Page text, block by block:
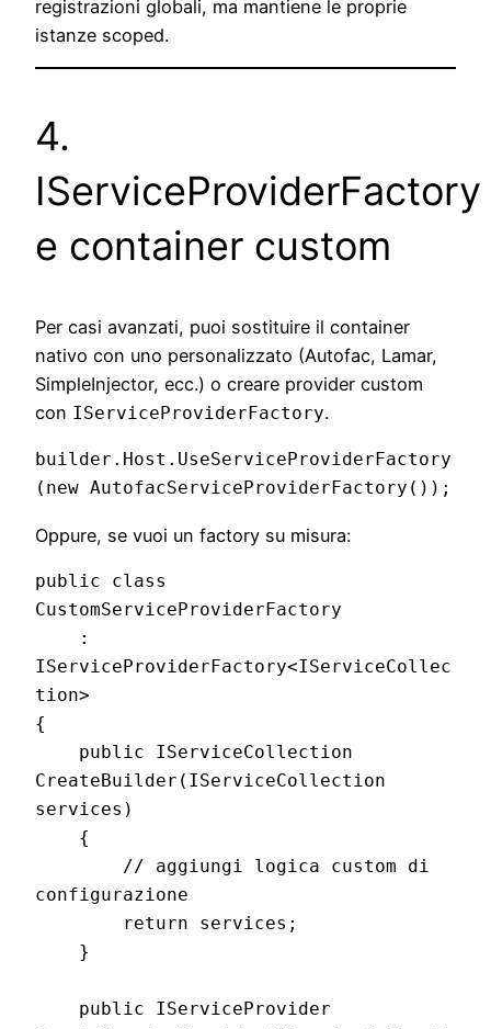
registrazioni globali, ma mantiene le proprie
istanze scoped.
4.
IServiceProviderFactory
e container custom
Per casi avanzati, puoi sostituire il container
nativo con uno personalizzato (Autofac, Lamar,
SimpleInjector, ecc.) o creare provider custom
con IServiceProviderFactory.
builder.Host.UseServiceProviderFactory
Oppure, se vuoi un factory su misura:
public class
CustomServiceProviderFactory
IServiceProviderFactory<IServiceCollec
tion>
{
CreateBuilder(IServiceCollection
services)
configurazione